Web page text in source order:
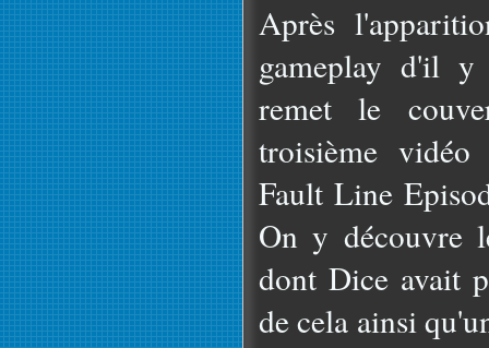
Après
gameplay d'il y
remet le
troisième
Fault Line
On y découvre
dont Dice avait
de cela ainsi